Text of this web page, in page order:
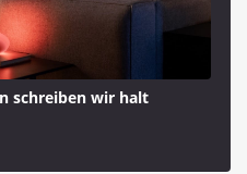
schreiben wir halt